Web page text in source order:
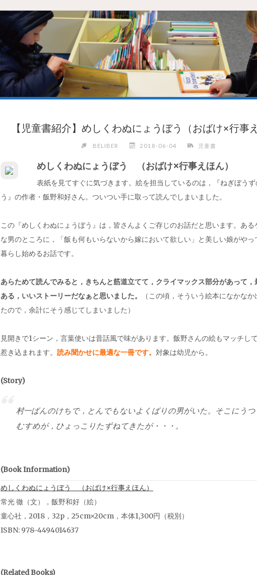
【児童書紹介】めしくわぬにょうぼう（おばけ×行事
BELIBER 2018-06-04 児童書
めしくわぬにょうぼう （おばけ×行事えほん）
表紙を見てすぐに気づきます。絵を担当しているのは，『ねぎぼうず
う』の作者・飯野和好さん。ついつい手に取って読んでしまいました。
この『めしくわぬにょうぼう』は，皆さんよくご存じのお話だと思います。ある
な男のところに，「飯も何もいらないから嫁において欲しい」と美しい娘がやっ
暮らし始めるお話です。
あらためて読んでみると，きちんと筋道立てて，クライマックス部分があって，
ある，いいストーリーだなぁと思いました。
（この頃，そういう絵本になかな
たので，余計にそう感じてしまいました）
見開きで1シーン，言葉使いは昔話風で味があります。飯野さんの絵もマッチし
惹き込まれます。読み聞かせに最適な一冊です。対象は幼児から。
(Story)
村一ばんのけちで，とんでもないよくばりの男がいた。そこにう
むすめが，ひょっこりたずねてきたが・・・。
(Book Information)
めしくわぬにょうぼう （おばけ×行事えほん）
常光 徹（文），飯野和好（絵）
童心社，2018，32p，25cm×20cm，本体1,300円（税別）
ISBN: 978-4494014637
(Related Books)